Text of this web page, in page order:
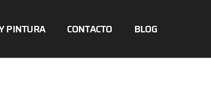
PINTURA CONTACTO BLOG